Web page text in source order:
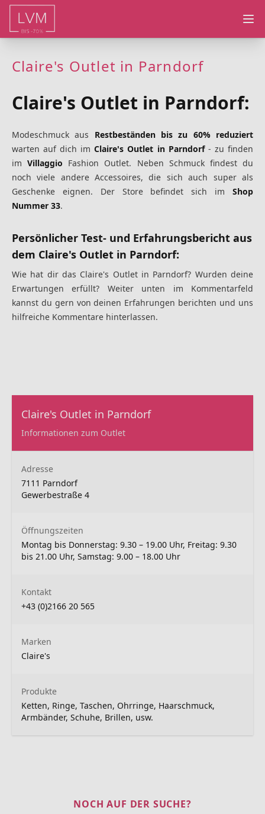
Claire's Outlet in Parndorf
Claire's Outlet in Parndorf:
Modeschmuck aus Restbeständen bis zu 60% reduziert
warten auf dich imClaire's Outlet in Parndorf- zu finden
imVillaggio Fashion Outlet. Neben Schmuck findest du
noch viele andere Accessoires, die sich auch super als
Geschenke eignen. Der Store befindet sich im Shop
Nummer 33.
Persönlicher Test- und Erfahrungsbericht aus
dem Claire's Outlet in Parndorf:
Wie hat dir das Claire's Outlet in Parndorf? Wurden deine
Erwartungen erfüllt? Weiter unten im Kommentarfeld
kannst du gern von deinen Erfahrungen berichten und uns
hilfreiche Kommentare hinterlassen.
Claire's Outlet in Parndorf
Informationen zum Outlet
Adresse
7111 Parndorf
Gewerbestraße 4
Öffnungszeiten
Montag bis Donnerstag: 9.30 – 19.00 Uhr, Freitag: 9.30
bis 21.00 Uhr, Samstag: 9.00 – 18.00 Uhr
Kontakt
+43 (0)2166 20 565
Marken
Claire's
Produkte
Ketten, Ringe, Taschen, Ohrringe, Haarschmuck,
Armbänder, Schuhe, Brillen, usw.
NOCH AUF DER SUCHE?